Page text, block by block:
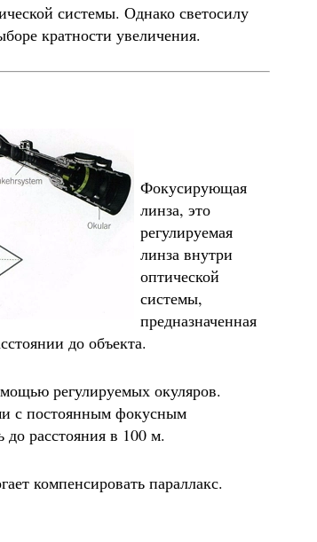
системы. Однако светосилу
кратности увеличения.
Фокусирующая
линза, это
регулируемая
линза внутри
оптической
системы,
предназначенная
до объекта.
регулируемых окуляров.
с постоянным фокусным
расстояния в 100 м.
компенсировать параллакс.